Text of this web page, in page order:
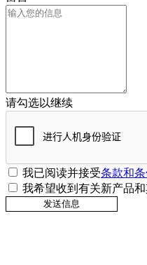
请勾选以继续
我已阅读并接受条款和
我希望收到有关新产品